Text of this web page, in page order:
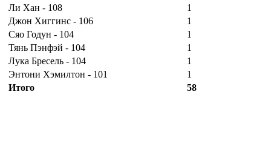
Ли Хан - 108
1
Джон Хиггинс - 106
1
Сяо Годун - 104
1
Тянь Пэнфэй - 104
1
Лука Бресель - 104
1
Энтони Хэмилтон - 101
1
Итого
58